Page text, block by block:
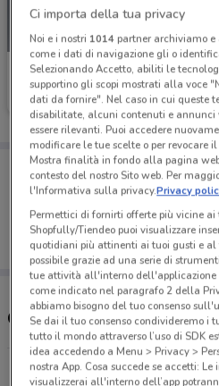
NUOVO
Unieuro
Scade il 23/08 1 km
Porta DoveConviene
Puoi trovare le migliori
salvarle e creare la tua
dal tuo cellulare.
Orari e Indirizzi Unieuro
Via Nicola Abbagnano, 7
Ci importa della tua privacy
Noi e i nostri 1014partner archiviamo
come i dati di navigazione gli o
Selezionando Accetto, abiliti le
supportino gli scopi mostrati alla voce
dati da fornire". Nel caso in cui queste
disabilitate, alcuni contenuti e annunci
essere rilevanti. Puoi accedere
modificare le tue scelte o per revocare
Mostra finalità in fondo alla pagina
contesto del nostro Sito web. Per
l'Informativa sulla privacy.Privacy
Permettici di fornirti offerte più vicine ai
Shopfully/Tiendeo puoi visualizzare
quotidiani più attinenti ai tuoi gusti e al
possibile grazie ad una serie di
tue attività all'interno
come indicato nel paragrafo 2 della
abbiamo bisogno del tuo consenso
Se dai il tuo consenso condivideremo i
tutto il mondo attraverso l’uso di SDK
idea accedendo a Menu > Privacy >
nostra App. Cosa succede se accetti:
visualizzerai all'interno dell’app